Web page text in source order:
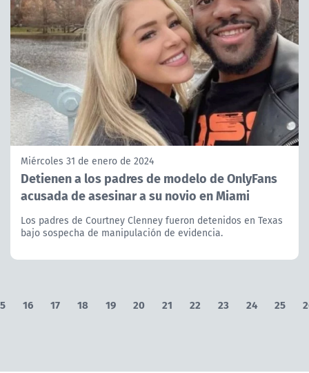
Miércoles 31 de enero de 2024
Detienen a los padres de modelo de OnlyFans
acusada de asesinar a su novio en Miami
Los padres de Courtney Clenney fueron detenidos en Texas
bajo sospecha de manipulación de evidencia.
16 17 18 19 20 21 22 23 24 25